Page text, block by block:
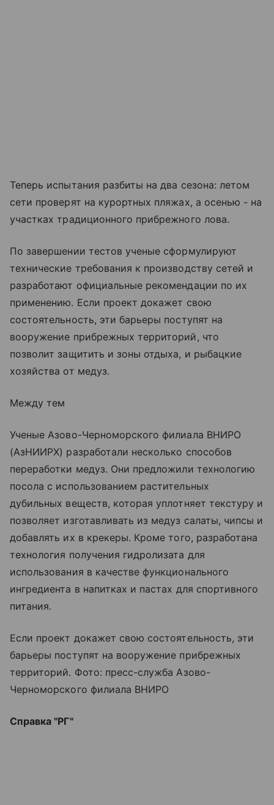
Теперь испытания разбиты на два сезона: летом
сети проверят на курортных пляжах, а осенью - на
участках традиционного прибрежного лова.
По завершении тестов ученые сформулируют
технические требования к производству сетей и
разработают официальные рекомендации по их
применению. Если проект докажет свою
состоятельность, эти барьеры поступят на
вооружение прибрежных территорий, что
позволит защитить и зоны отдыха, и рыбацкие
хозяйства от медуз.
Между тем
Ученые Азово-Черноморского филиала ВНИРО
(АзНИИРХ) разработали несколько способов
переработки медуз. Они предложили технологию
посола с использованием растительных
дубильных веществ, которая уплотняет текстуру и
позволяет изготавливать из медуз салаты, чипсы и
добавлять их в крекеры. Кроме того, разработана
технология получения гидролизата для
использования в качестве функционального
ингредиента в напитках и пастах для спортивного
питания.
Если проект докажет свою состоятельность, эти
барьеры поступят на вооружение прибрежных
территорий. Фото: пресс-служба Азово-
Черноморского филиала ВНИРО
Справка "РГ"